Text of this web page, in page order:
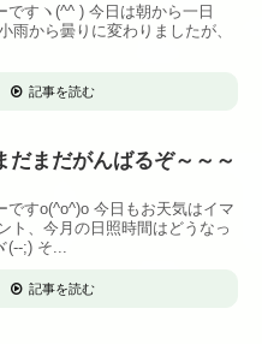
すヽ(^^ ) 今日は朝から一日
雨から曇りに変わりましたが、
記事を読む
まだがんばるぞ～～～
すo(^o^)o 今日もお天気はイマ
ト、今月の日照時間はどうなっ
;) そ...
記事を読む